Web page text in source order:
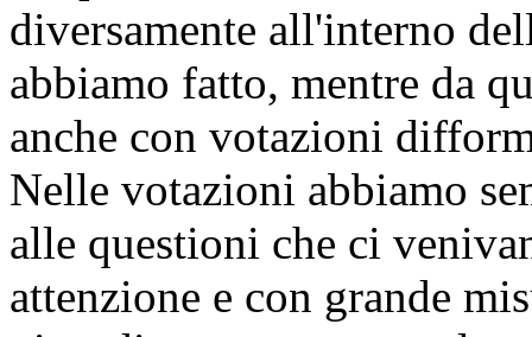
diversamente all'interno
abbiamo fatto, mentre da
anche con votazioni
Nelle votazioni abbiamo
alle questioni che ci
attenzione e con grande